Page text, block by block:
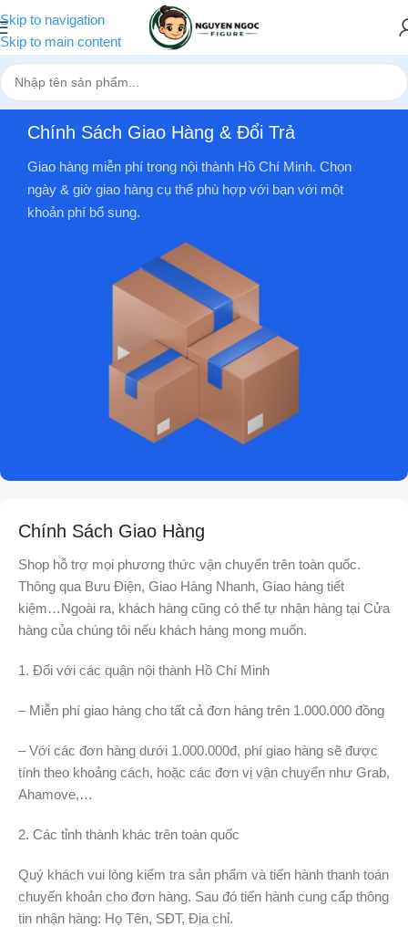
Skip to navigation
Skip to main content
Chính Sách Giao Hàng & Đổi Trả
Giao hàng miễn phí trong nội thành Hồ Chí Minh. Chọn
ngày & giờ giao hàng cụ thể phù hợp với bạn với một
khoản phí bổ sung.
Chính Sách Giao Hàng
Shop hỗ trợ mọi phương thức vận chuyển trên toàn quốc.
Thông qua Bưu Điện, Giao Hàng Nhanh, Giao hàng tiết
kiệm…Ngoài ra, khách hàng cũng có thể tự nhận hàng tại Cửa
hàng của chúng tôi nếu khách hàng mong muốn.
1. Đối với các quận nội thành Hồ Chí Minh
– Miễn phí giao hàng cho tất cả đơn hàng trên 1.000.000 đồng
– Với các đơn hàng dưới 1.000.000đ, phí giao hàng sẽ được
tính theo khoảng cách, hoặc các đơn vị vận chuyển như Grab,
Ahamove,…
2. Các tỉnh thành khác trên toàn quốc
Quý khách vui lòng kiểm tra sản phẩm và tiến hành thanh toán
chuyến khoản cho đơn hàng. Sau đó tiến hành cung cấp thông
tin nhận hàng: Họ Tên, SĐT, Địa chỉ.